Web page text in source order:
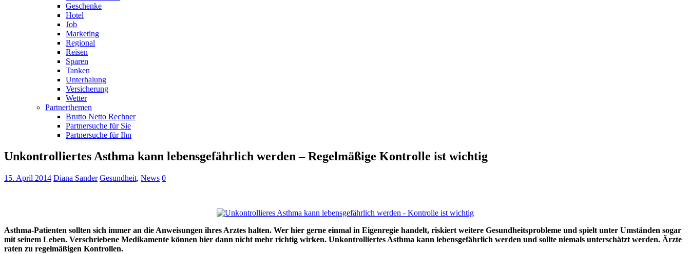
Geschenke
Hotel
Job
Marketing
Regional
Reisen
Sparen
Tanken
Unterhalung
Versicherung
Wetter
Partnerthemen
Brutto Netto Rechner
Partnersuche für Sie
Partnersuche für Ihn
Unkontrolliertes Asthma kann lebensgefährlich werden – Regelmäßige Kontrolle ist wichtig
15. April 2014 Diana Sander Gesundheit, News 0
Asthma-Patienten sollten sich immer an die Anweisungen ihres Arztes halten. Wer hier gerne einmal in Eigenregie handelt, riskiert weitere Gesundheitsprobleme und spielt unter Umständen sogar
mit seinem Leben. Verschriebene Medikamente können hier dann nicht mehr richtig wirken. Unkontrolliertes Asthma kann lebensgefährlich werden und sollte niemals unterschätzt werden. Ärzte
raten zu regelmäßigen Kontrollen.